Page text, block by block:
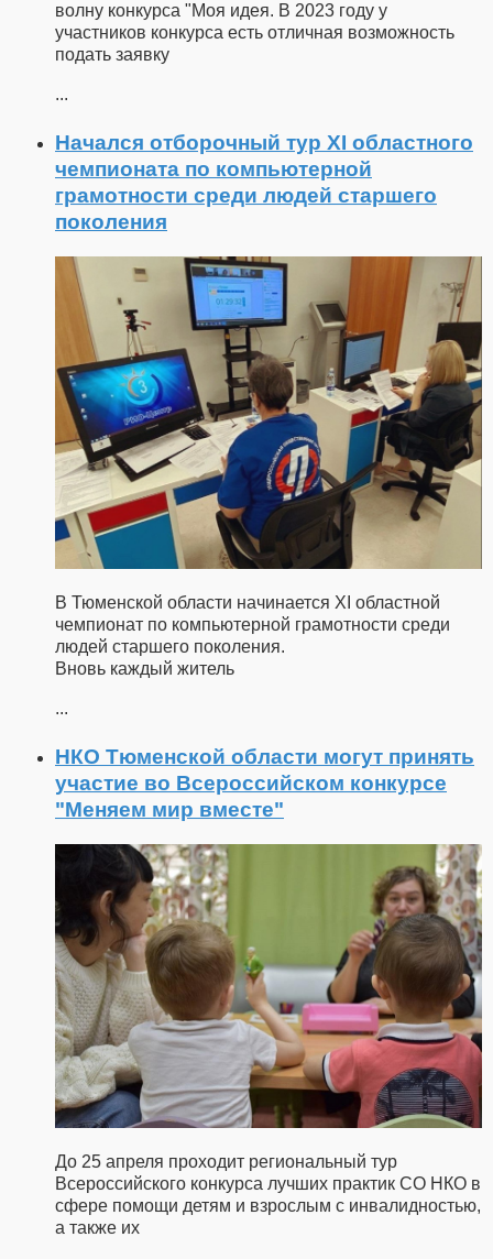
волну конкурса "Моя идея. В 2023 году у
участников конкурса есть отличная возможность
подать заявку
...
Начался отборочный тур XI областного
чемпионата по компьютерной
грамотности среди людей старшего
поколения
В Тюменской области начинается XI областной
чемпионат по компьютерной грамотности среди
людей старшего поколения.
Вновь каждый житель
...
НКО Тюменской области могут принять
участие во Всероссийском конкурсе
"Меняем мир вместе"
До 25 апреля проходит региональный тур
Всероссийского конкурса лучших практик СО НКО в
сфере помощи детям и взрослым с инвалидностью,
а также их